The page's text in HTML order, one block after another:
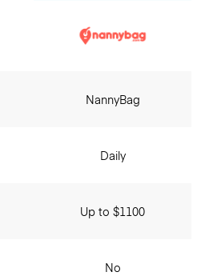
NannyBag
Daily
Up to $1100
No